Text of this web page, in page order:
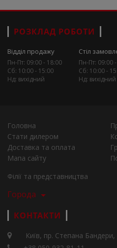
РОЗКЛАД РОБОТИ
Відділ продажу
Пн-Пт: 09:00 - 18:00
Сб: 10:00 - 15:00
Нд: вихідний
Стіл
Пн-Пт: 09:00
Сб: 10:00 -
Нд: вихідний
Головна
Стати дилером
Доставка та оплата
Мапа сайту
Філії та представництва
Города
КОНТАКТИ
Київ, пр. Степана